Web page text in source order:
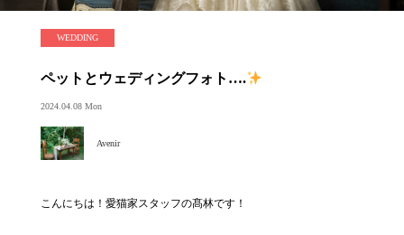
WEDDING
ペットとウェディングフォト….
2024.04.08 Mon
Avenir
こんにちは！愛猫家スタッフの髙林です！